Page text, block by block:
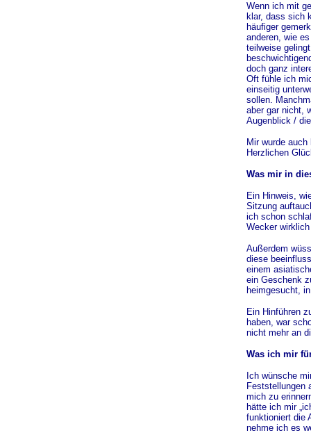
Wenn ich mit
klar, dass sich
häufiger
anderen, wie
teilweise
doch ganz
Oft fühle ich
einseitig
sollen.
aber gar nicht,
Augenblick /
Mir wurde
Herzlichen
Was mir in
Ein Hinweis,
Sitzung
ich schon
Wecker
Außerdem
diese
einem
ein Geschenk
heimgesucht,
Ein Hinführen
haben, war
nicht mehr an
Was ich mir
Ich wünsche
Feststellungen
mich zu
hätte ich mir
funktioniert die
nehme ich es